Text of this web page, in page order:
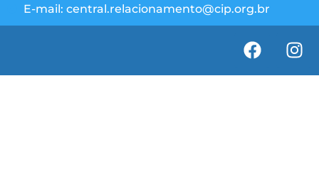
E-mail: central.relacionamento@cip.org.br